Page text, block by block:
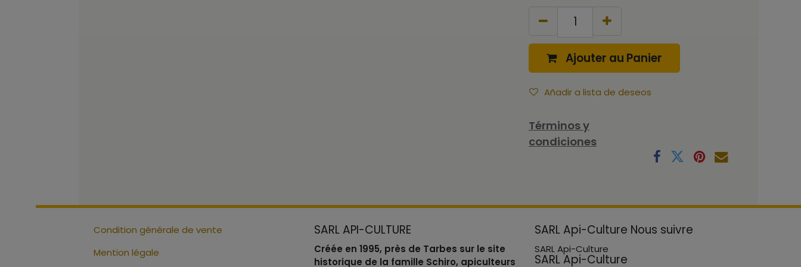
Ajouter au Panier
Añadir a lista de deseos
Términos y
condiciones
Condition générale de vente
Mention légale
SARL API-CULTURE
Créée en 1995, près de Tarbes sur le site
historique de la famille Schiro, apiculteurs
SARL Api-Culture Nous suivre
SARL Api-Culture
SARL Api-Culture